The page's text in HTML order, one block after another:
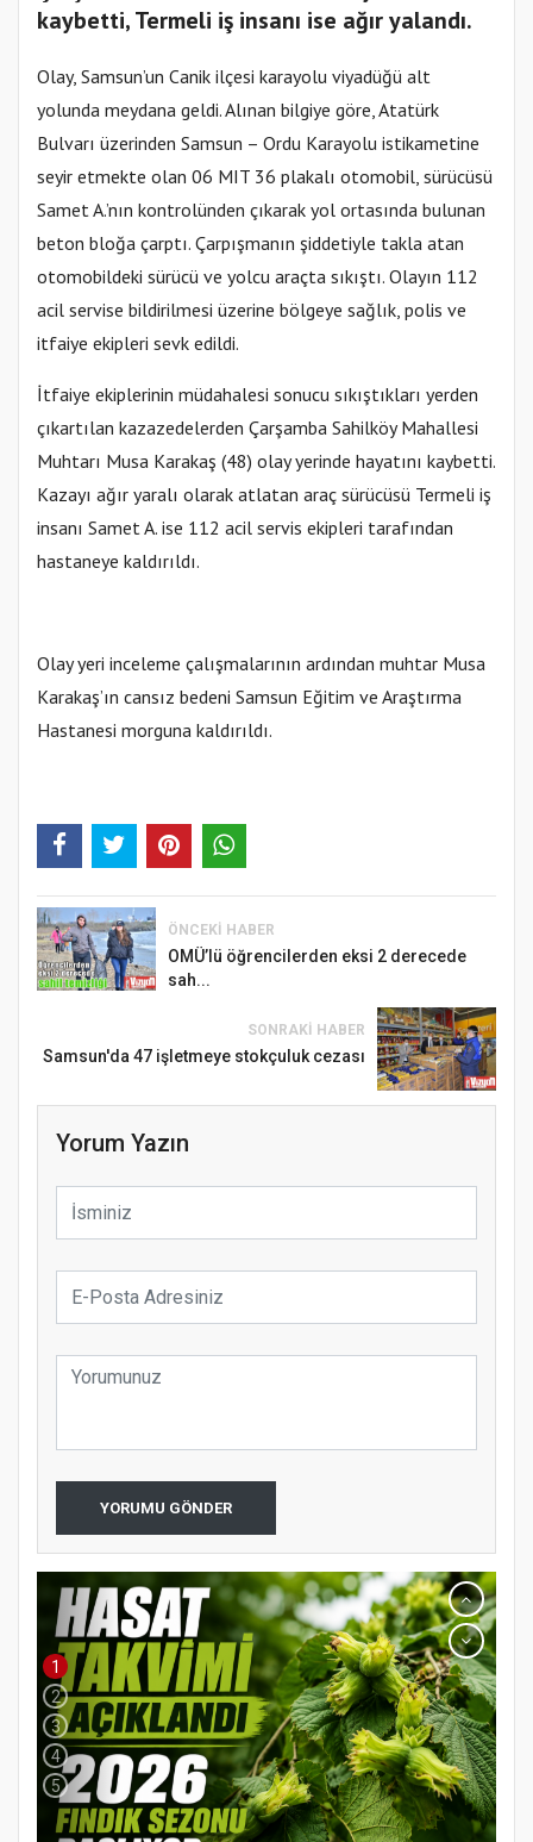
kaybetti, Termeli iş insanı ise ağır yalandı.
Olay, Samsun’un Canik ilçesi karayolu viyadüğü alt
yolunda meydana geldi. Alınan bilgiye göre, Atatürk
Bulvarı üzerinden Samsun – Ordu Karayolu istikametine
seyir etmekte olan 06 MIT 36 plakalı otomobil, sürücüsü
Samet A.’nın kontrolünden çıkarak yol ortasında bulunan
beton bloğa çarptı. Çarpışmanın şiddetiyle takla atan
otomobildeki sürücü ve yolcu araçta sıkıştı. Olayın 112
acil servise bildirilmesi üzerine bölgeye sağlık, polis ve
itfaiye ekipleri sevk edildi.
İtfaiye ekiplerinin müdahalesi sonucu sıkıştıkları yerden
çıkartılan kazazedelerden Çarşamba Sahilköy Mahallesi
Muhtarı Musa Karakaş (48) olay yerinde hayatını kaybetti.
Kazayı ağır yaralı olarak atlatan araç sürücüsü Termeli iş
insanı Samet A. ise 112 acil servis ekipleri tarafından
hastaneye kaldırıldı.
Olay yeri inceleme çalışmalarının ardından muhtar Musa
Karakaş’ın cansız bedeni Samsun Eğitim ve Araştırma
Hastanesi morguna kaldırıldı.
ÖNCEKI HABER
OMÜ’lü öğrencilerden eksi 2 derecede
sah...
SONRAKI HABER
Samsun'da 47 işletmeye stokçuluk cezası
Yorum Yazın
YORUMU GÖNDER
1
2
3
4
5